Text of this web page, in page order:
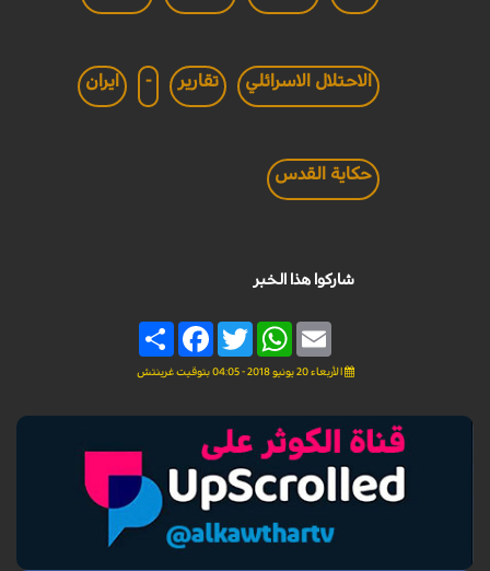
الاحتلال الاسرائلي تقارير - ايران
حكاية القدس
شاركوا هذا الخبر
Share
FacebookTwitter
WhatsAppEmail
الأربعاء 20 يونيو 2018 - 04:05 بتوقيت غرينتش